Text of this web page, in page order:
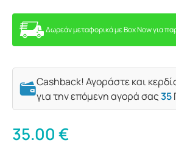
Δωρεάν μεταφορικά με Box Now για
Cashback! Αγοράστε και
για την επόμενη αγορά σας35
35.00€